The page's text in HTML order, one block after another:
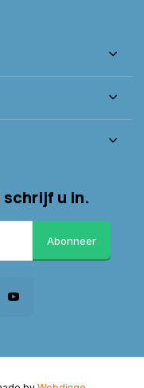
u in.
Abonneer